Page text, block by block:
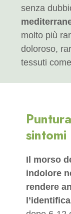
senza
molto più
doloroso,
tessuti
Il morso
indolore
rendere